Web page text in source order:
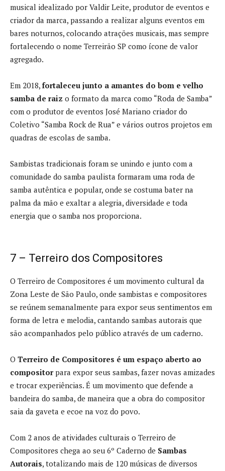
musical idealizado por Valdir Leite, produtor de eventos e
criador da marca, passando a realizar alguns eventos em
bares noturnos, colocando atrações musicais, mas sempre
fortalecendo o nome Terreirão SP como ícone de valor
agregado.
Em 2018, fortaleceu junto a amantes do bom e velho
samba de raiz o formato da marca como “Roda de Samba”
com o produtor de eventos José Mariano criador do
Coletivo “Samba Rock de Rua” e vários outros projetos em
quadras de escolas de samba.
Sambistas tradicionais foram se unindo e junto com a
comunidade do samba paulista formaram uma roda de
samba autêntica e popular, onde se costuma bater na
palma da mão e exaltar a alegria, diversidade e toda
energia que o samba nos proporciona.
7 – Terreiro dos Compositores
O Terreiro de Compositores é um movimento cultural da
Zona Leste de São Paulo, onde sambistas e compositores
se reúnem semanalmente para expor seus sentimentos em
forma de letra e melodia, cantando sambas autorais que
são acompanhados pelo público através de um caderno.
O Terreiro de Compositores é um espaço aberto ao
compositorpara expor seus sambas, fazer novas amizades
e trocar experiências. É um movimento que defende a
bandeira do samba, de maneira que a obra do compositor
saia da gaveta e ecoe na voz do povo.
Com 2 anos de atividades culturais o Terreiro de
Compositores chega ao seu 6º Caderno de Sambas
Autorais, totalizando mais de 120 músicas de diversos